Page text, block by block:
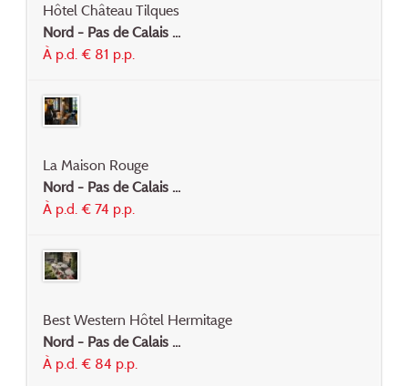
Hôtel Château Tilques
Nord - Pas de Calais ...
À p.d. € 81 p.p.
La Maison Rouge
Nord - Pas de Calais ...
À p.d. € 74 p.p.
Best Western Hôtel Hermitage
Nord - Pas de Calais ...
À p.d. € 84 p.p.